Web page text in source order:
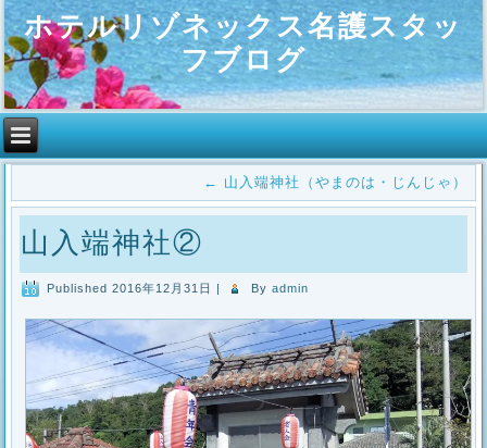
ホテルリゾネックス名護スタッ
フブログ
← 山入端神社（やまのは・じんじゃ）
山入端神社②
Published 2016年12月31日 By admin